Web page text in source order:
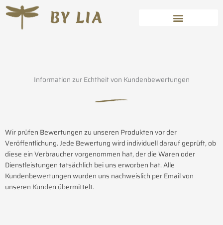
Zum
Inhalt
springen
BY LIA
Information zur Echtheit von Kundenbewertungen
Wir prüfen Bewertungen zu unseren Produkten vor der
Veröffentlichung. Jede Bewertung wird individuell darauf geprüft, ob
diese ein Verbraucher vorgenommen hat, der die Waren oder
Dienstleistungen tatsächlich bei uns erworben hat. Alle
Kundenbewertungen wurden uns nachweislich per Email von
unseren Kunden übermittelt.